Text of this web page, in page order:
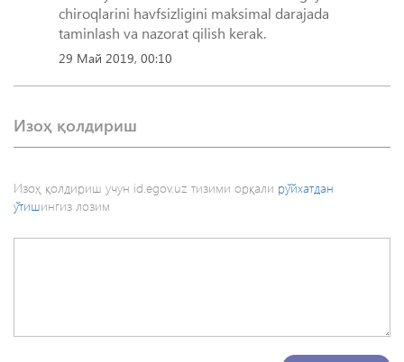
chiroqlarini havfsizligini maksimal darajada
taminlash va nazorat qilish kerak.
29 Май 2019, 00:10
Изоҳ қолдириш
Изоҳ қолдириш учун id.egov.uz тизими орқали рўйхатдан
ўтишингиз лозим